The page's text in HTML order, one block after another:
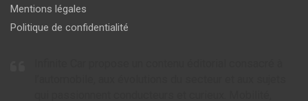
Mentions légales
Politique de confidentialité